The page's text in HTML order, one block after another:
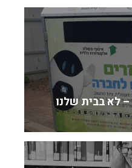
לא בבית שלנו